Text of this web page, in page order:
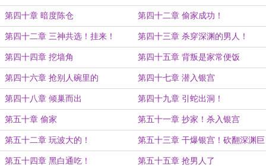
第四十章 暗度陈仓 第四十二章 偷家成功！
第四十二章 三神共选！挂来！ 第四十三章 杀穿深渊的男人！
第四十四章 挖墙角 第四十五章 背叛是家常便饭
第四十六章 抢别人碗里的 第四十七章 潜入银宫
第四十八章 倾巢而出 第四十九章 引蛇出洞！
第五十章 偷家 第五十一章 抄家！杀入银宫
第五十二章 玩波大的！ 第五十三章 干爆银宫！砍翻深渊巨
头！
第五十四章 黑白通吃！ 第五十五章 抢男人了